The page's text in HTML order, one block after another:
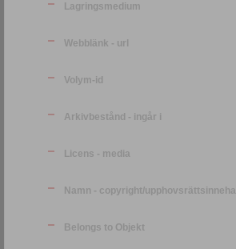
Lagringsmedium
Webblänk - url
Volym-id
Arkivbestånd - ingår i
Licens - media
Namn - copyright/
Belongs to Objekt